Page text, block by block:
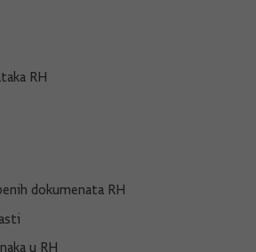
RH
dokumenata RH
u RH